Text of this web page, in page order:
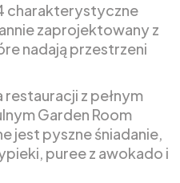
charakterystyczne
zaprojektowany z
nadają przestrzeni
z pełnym
Garden Room
jest pyszne śniadanie,
puree z awokado i